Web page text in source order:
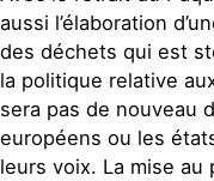
aussi l’élaboration
des déchets qui est
la politique relative
sera pas de nouveau
européens ou les
leurs voix. La mise au